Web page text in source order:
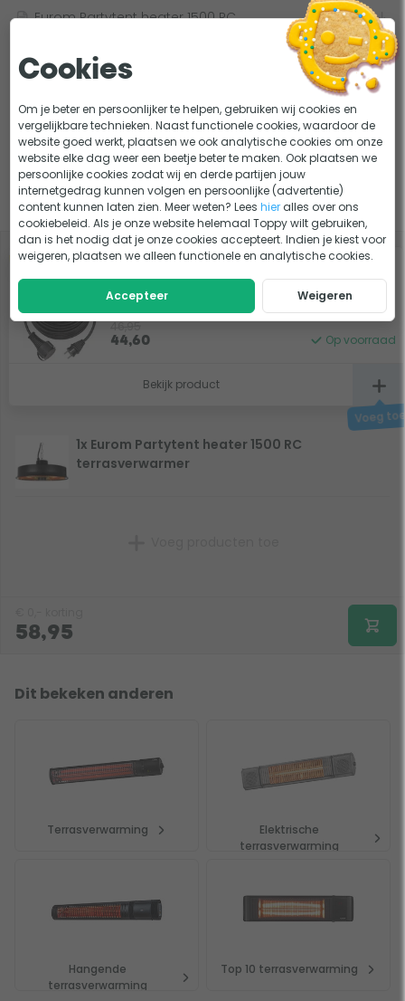
onnodig aan blijft staan.
Eenvoudige bediening
afstandsbediening. Met deze afstandsbediening is zowel
het verwarmingselement, de timer als de LED verlichting in
en uit te schakelen en te bedienen.
Eurom Partytent heater 1500 RC
Lastig kiezen?
KEUZEHULP Welke terrasverwarming is het beste?
ADVIES
Het warmtebereik van een terrasverwarmer: dit moet
je weten!
Slim combineren
-5%
meter - zwart
46,95
44,60 Op voorraad
Bekijk product
1x Eurom Partytent heater 1500 RC
terrasverwarmer
58,95
Dit bekeken anderen
Terrasverwarming
Elektrische
terrasverwarming
Hangende
terrasverwarming
Top 10 terrasverwarming
Cookies
Om je beter en persoonlijker te helpen, gebruiken wij cookies en
vergelijkbare technieken. Naast functionele cookies, waardoor de
website goed werkt, plaatsen we ook analytische cookies om onze
website elke dag weer een beetje beter te maken. Ook plaatsen we
persoonlijke cookies zodat wij en derde partijen jouw
internetgedrag kunnen volgen en persoonlijke (advertentie)
content kunnen laten zien. Meer weten? Leeshier alles over ons
cookiebeleid. Als je onze website helemaal Toppy wilt gebruiken,
dan is het nodig dat je onze cookies accepteert. Indien je kiest voor
weigeren, plaatsen we alleen functionele en analytische cookies.
Accepteer Weigeren